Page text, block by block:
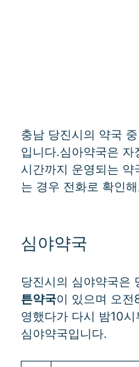
충남 당진시의 약국
입니다.심아약국은 자
시간까지 운영되는 약
는 경우 전화로 확인
심야약국
당진시의 심야약국은
튼약국이 있으며 오
영했다가 다시 밤10
심야약국입니다.